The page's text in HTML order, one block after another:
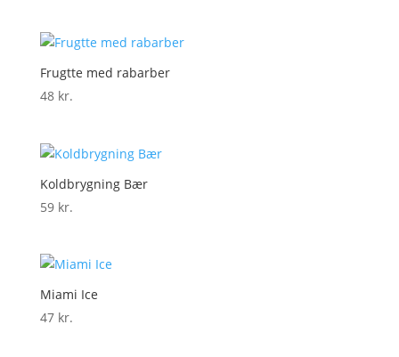
Frugtte med rabarber
48 kr.
Koldbrygning Bær
59 kr.
Miami Ice
47 kr.